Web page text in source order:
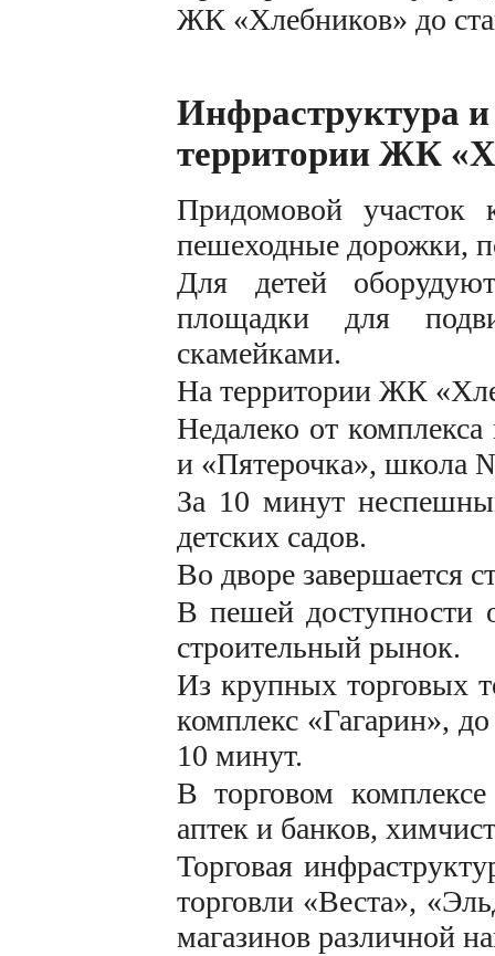
ЖК «Хлебников» до
Инфраструктура и
территории ЖК
Придомовой участок
пешеходные дорожки,
Для детей
площадки для
скамейками.
На территории ЖК
Недалеко от
и «Пятерочка», школа
За 10 минут
детских садов.
Во дворе завершается
В пешей доступности
строительный рынок.
Из крупных торговых
комплекс «Гагарин»,
10 минут.
В торговом
аптек и банков,
Торговая
торговли «Веста»,
магазинов различной